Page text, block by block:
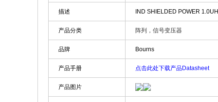
描述 IND SHIELDED POWER
产品分类 阵列，信号变压器
品牌 Bourns
产品手册 点击此处下载产品Datasheet
产品图片